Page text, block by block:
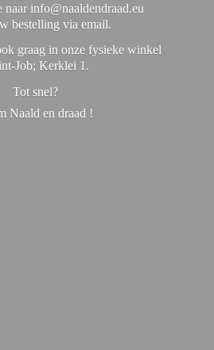
naar info@naaldendraad.eu
bestelling via email.
graag in onze fysieke winkel
Job; Kerklei 1.
Tot snel?
Naald en draad !